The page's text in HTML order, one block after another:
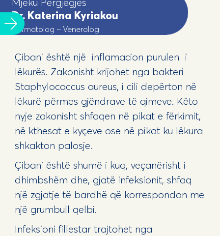
Dr. Katerina Kyriakou
Dermatolog – Venerolog
Çibani është një inflamacion purulen i
lëkurës. Zakonisht krijohet nga bakteri
Staphylococcus aureus, i cili depërton në
lëkurë përmes gjëndrave të qimeve. Këto
nyje zakonisht shfaqen në pikat e fërkimit,
në kthesat e kyçeve ose në pikat ku lëkura
shkakton palosje.
Çibani është shumë i kuq, veçanërisht i
dhimbshëm dhe, gjatë infeksionit, shfaq
një zgjatje të bardhë që korrespondon me
një grumbull qelbi.
Infeksioni fillestar trajtohet nga